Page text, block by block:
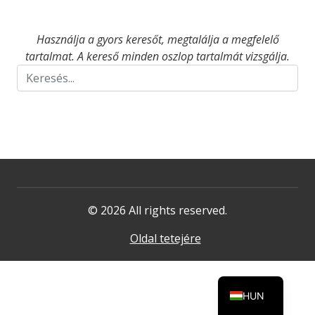
Használja a gyors keresőt, megtalálja a megfelelő
tartalmat. A kereső minden oszlop tartalmát vizsgálja.
© 2026 All rights reserved.
Oldal tetejére
HUN